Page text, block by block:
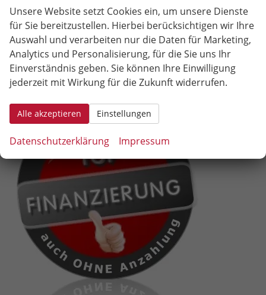
Volvo
Geparkte Fahrzeuge (0
Anmelden
Unsere Website setzt Cookies ein, um unsere Dienste
für Sie bereitzustellen. Hierbei berücksichtigen wir Ihre
Auswahl und verarbeiten nur die Daten für Marketing,
Analytics und Personalisierung, für die Sie uns Ihr
Einverständnis geben. Sie können Ihre Einwilligung
jederzeit mit Wirkung für die Zukunft widerrufen.
Alle akzeptieren Einstellungen
Datenschutzerklärung Impressum